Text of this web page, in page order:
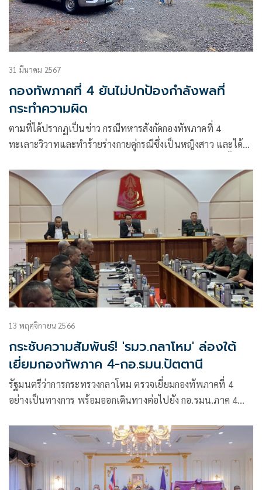
31 มีนาคม 2567
กองทัพภาคที่ 4 ยันไม่ปกป้องกำลังพลที่
กระทำความผิด
ตามที่ได้ปรากฏเป็นข่าว กรณีทหารสังกัดกองทัพภาคที่ 4
ทะเลาะวิวาทและทำร้ายร่างกายคู่กรณีซึ่งเป็นหญิงสาว และได้มี
13 พฤศจิกายน 2566
กระชับความสัมพันธ์! 'รมว.กลาโหม' ล่องใต้
เยี่ยมกองทัพภาค 4-กอ.รมน.ปัตตานี
รัฐมนตรีว่าการกระทรวงกลาโหม ตรวจเยี่ยมกองทัพภาคที่ 4
อย่างเป็นทางการ พร้อมออกเดินทางต่อไปยัง กอ.รมน.ภาค 4